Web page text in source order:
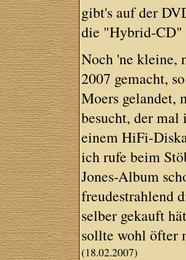
gibt's auf der
die "Hybrid-CD"
Noch 'ne kleine,
2007 gemacht,
Moers gelandet,
besucht, der mal
einem HiFi-
ich rufe beim
Jones-Album
freudestrahlend
selber gekauft
sollte wohl öfter
(18.02.2007)